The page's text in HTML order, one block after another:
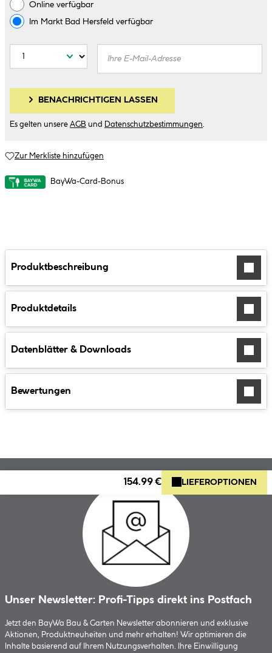
Online verfügbar
Im Markt Bad Hersfeld verfügbar
BENACHRICHTIGEN LASSEN
Es gelten unsere AGB und Datenschutzbestimmungen
Zur Merkliste hinzufügen
BayWa-Card-Bonus
Produktbeschreibung
Produktdetails
Datenblätter & Downloads
Bewertungen
154.99 € LIEFEROPTIONEN
Unser Newsletter: Profi-Tipps direkt ins Postfach
Jetzt den BayWa Bau & Garten Newsletter abonnieren und exklusive
Aktionen, Produktneuheiten und mehr erhalten! Wir optimieren die
Inhalte basierend auf Ihrem Nutzungsverhalten. Ihre Einwilligung